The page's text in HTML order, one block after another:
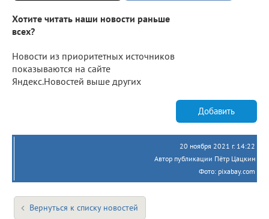
Хотите читать наши новости раньше
всех?
Новости из приоритетных источников
показываются на сайте
Яндекс.Новостей выше других
Добавить
20 ноября 2021 г. 14:22
Автор публикации Пётр Цацкин
Фото: pixabay.com
Вернуться к списку новостей